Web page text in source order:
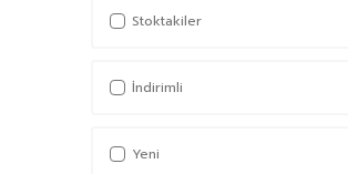
Afşar Timuçin
Ahmed Günbay Yıldız
Ahmet Cemil Akıncı
Stoktakiler
İndirimli
Yeni